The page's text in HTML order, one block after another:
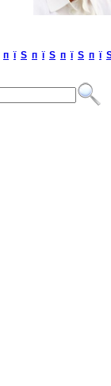
п ї Ѕ п ї Ѕ п ї Ѕ п ї